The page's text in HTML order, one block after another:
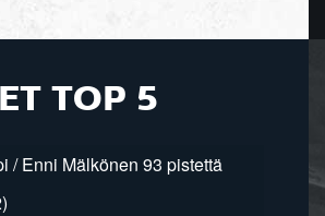
TOP 5
/ Enni Mälkönen 93 pistettä